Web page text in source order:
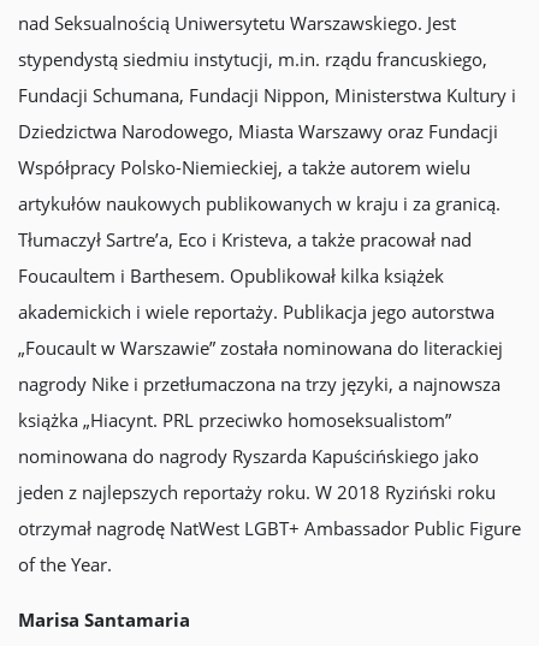
nad Seksualnością Uniwersytetu Warszawskiego. Jest
stypendystą siedmiu instytucji, m.in. rządu francuskiego,
Fundacji Schumana, Fundacji Nippon, Ministerstwa Kultury i
Dziedzictwa Narodowego, Miasta Warszawy oraz Fundacji
Współpracy Polsko-Niemieckiej, a także autorem wielu
artykułów naukowych publikowanych w kraju i za granicą.
Tłumaczył Sartre’a, Eco i Kristeva, a także pracował nad
Foucaultem i Barthesem. Opublikował kilka książek
akademickich i wiele reportaży. Publikacja jego autorstwa
„Foucault w Warszawie” została nominowana do literackiej
nagrody Nike i przetłumaczona na trzy języki, a najnowsza
książka „Hiacynt. PRL przeciwko homoseksualistom”
nominowana do nagrody Ryszarda Kapuścińskiego jako
jeden z najlepszych reportaży roku. W 2018 Ryziński roku
otrzymał nagrodę NatWest LGBT+ Ambassador Public Figure
of the Year.
Marisa Santamaria